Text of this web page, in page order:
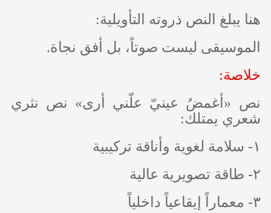
هنا يبلغ النص ذروته التأويلية:
الموسيقى ليست صوتاً، بل أفق نجاة.
خلاصة:
نص «أغمضُ عينيّ علّني أرى» نص نثري
شعري يمتلك:
١- سلامة لغوية وأناقة تركيبية
٢- طاقة تصويرية عالية
٣- معماراً إيقاعياً داخلياً